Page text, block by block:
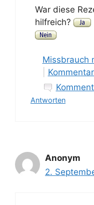
War diese
hilfreich?
Missbrauch
Antworten
Anonym
2.